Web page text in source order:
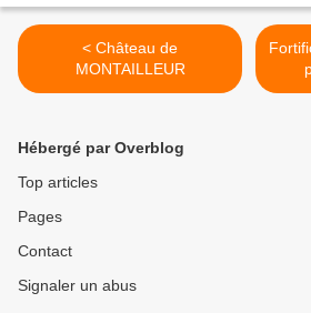
< Château de
MONTAILLEUR
Hébergé par Overblog
Top articles
Pages
Contact
Signaler un abus